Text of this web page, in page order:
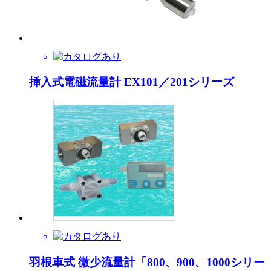
挿入式電磁流量計 EX101／201シリーズ
羽根車式 微少流量計「800、900、1000シリー